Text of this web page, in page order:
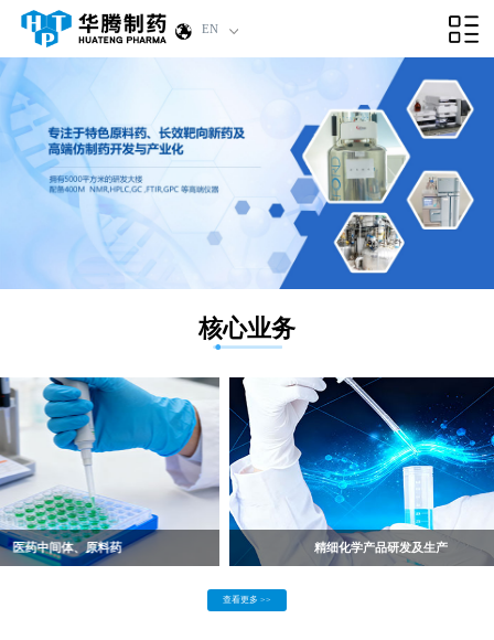
EN
核心业务
医药中间体、原料药 精细化学产品研发及生产
查看更多 >>